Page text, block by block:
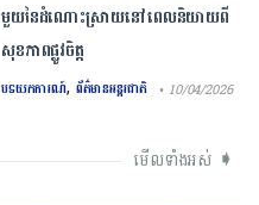
មួយ​នៃ​ដំណោះស្រាយ​នៅ​ពេល​និយាយ​ពី
សុខភាព​ផ្លូវចិត្ត
បទយកការណ៍, ព័ត៌មានអន្តរជាតិ • 10/04/2026
មើលទាំងអស់ ➧